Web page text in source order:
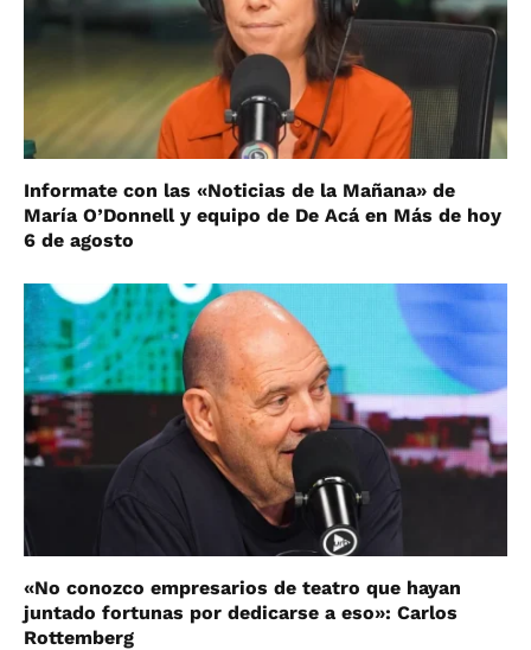
Informate con las «Noticias de la Mañana» de
María O’Donnell y equipo de De Acá en Más de hoy
6 de agosto
«No conozco empresarios de teatro que hayan
juntado fortunas por dedicarse a eso»: Carlos
Rottemberg